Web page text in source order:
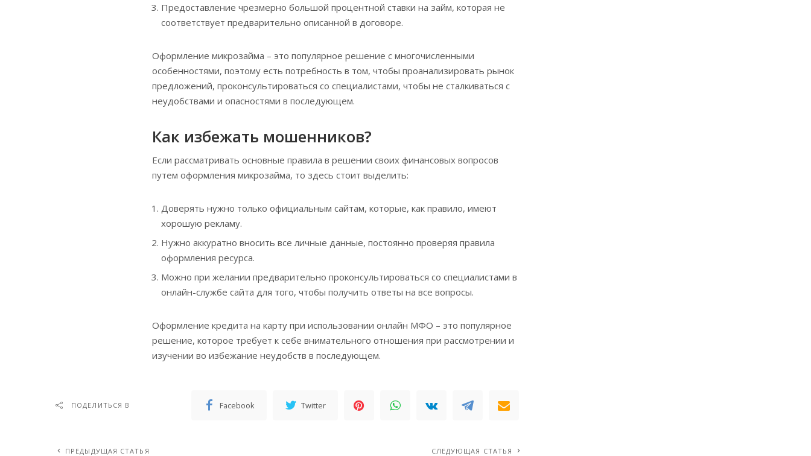
Предоставление чрезмерно большой процентной ставки на займ, которая не
соответствует предварительно описанной в договоре.
Оформление микрозайма – это популярное решение с многочисленными
особенностями, поэтому есть потребность в том, чтобы проанализировать рынок
предложений, проконсультироваться со специалистами, чтобы не сталкиваться с
неудобствами и опасностями в последующем.
Как избежать мошенников?
Если рассматривать основные правила в решении своих финансовых вопросов
путем оформления микрозайма, то здесь стоит выделить:
Доверять нужно только официальным сайтам, которые, как правило, имеют
хорошую рекламу.
Нужно аккуратно вносить все личные данные, постоянно проверяя правила
оформления ресурса.
Можно при желании предварительно проконсультироваться со специалистами в
онлайн-службе сайта для того, чтобы получить ответы на все вопросы.
Оформление кредита на карту при использовании онлайн МФО – это популярное
решение, которое требует к себе внимательного отношения при рассмотрении и
изучении во избежание неудобств в последующем.
ПОДЕЛИТЬСЯ В Facebook Twitter
ПРЕДЫДУЩАЯ СТАТЬЯ СЛЕДУЮЩАЯ СТАТЬЯ